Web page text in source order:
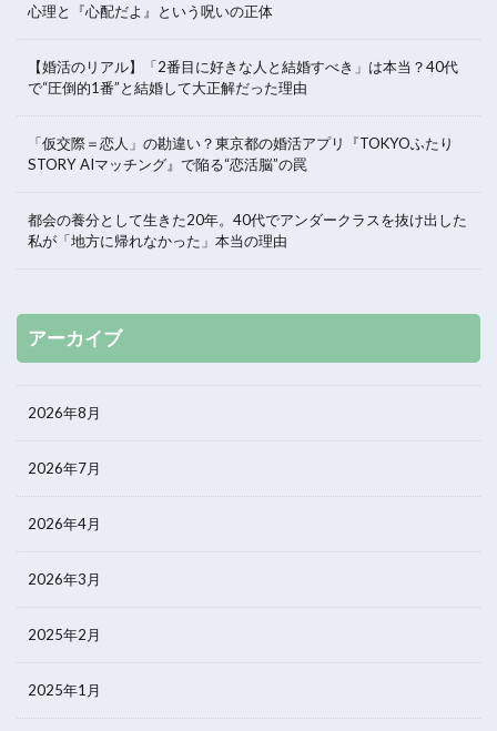
心理と『心配だよ』という呪いの正体
【婚活のリアル】「2番目に好きな人と結婚すべき」は本当？40代
で“圧倒的1番”と結婚して大正解だった理由
「仮交際＝恋人」の勘違い？東京都の婚活アプリ『TOKYOふたり
STORY AIマッチング』で陥る“恋活脳”の罠
都会の養分として生きた20年。40代でアンダークラスを抜け出した
私が「地方に帰れなかった」本当の理由
アーカイブ
2026年8月
2026年7月
2026年4月
2026年3月
2025年2月
2025年1月